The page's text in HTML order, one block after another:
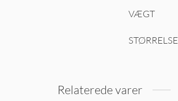
VÆGT
STØRRELSE
Relaterede varer